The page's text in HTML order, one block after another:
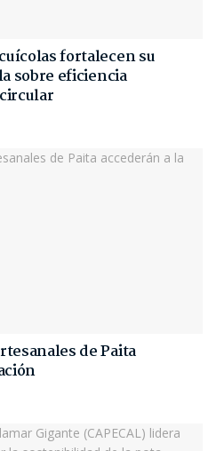
fortalecen su
sobre eficiencia
de Paita